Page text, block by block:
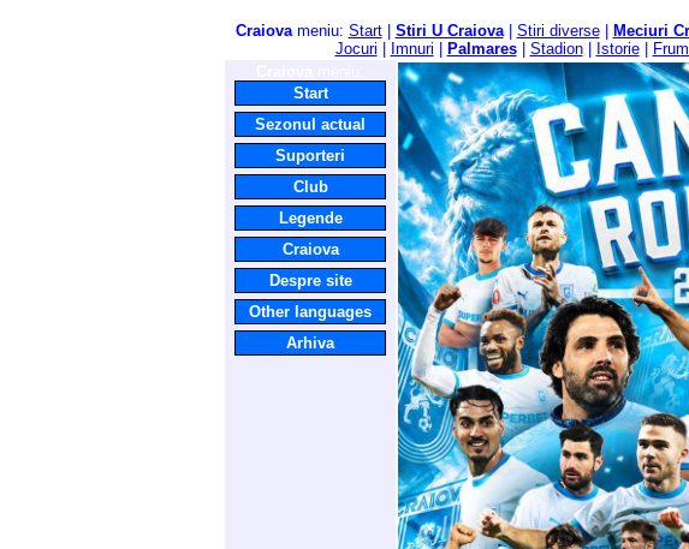
Craiovameniu: Start| Stiri U Craiova| Stiri diverse| Meciuri
Jocuri
Imnuri Palmares| Stadion| Istorie|
Start
Sezonul actual
Suporteri
Club
Legende
Craiova
Despre site
Other languages
Arhiva